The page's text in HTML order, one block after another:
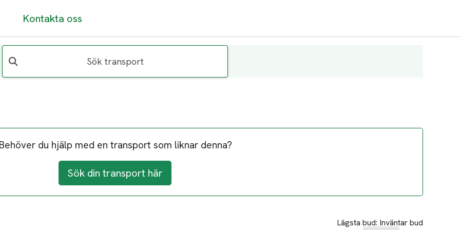
Kontakta oss
Sök transport
du hjälp med en transport som liknar denna?
Sök din transport här
Lägsta bud: Inväntar bud